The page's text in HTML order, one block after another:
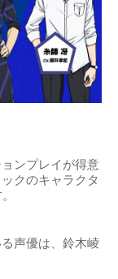
ンプレイが得意
クのキャラクタ
声優は、鈴木崚